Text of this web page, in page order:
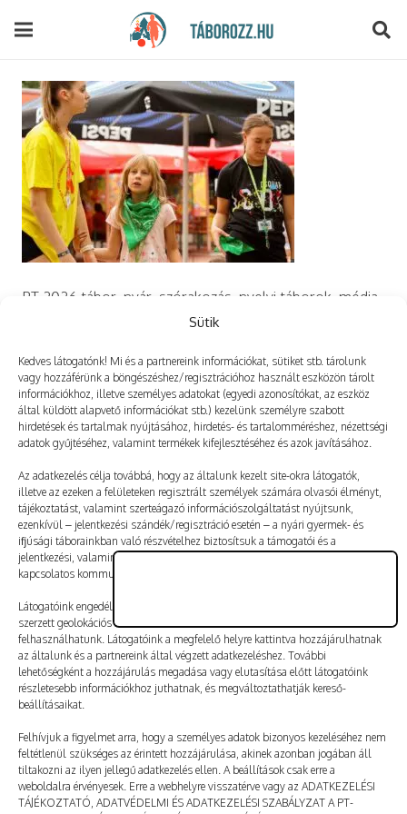
Sütik
Kedves látogatónk! Mi és a partnereink információkat, sütiket stb. tárolunk
vagy hozzáférünk a böngészéshez/regisztrációhoz használt eszközön tárolt
információkhoz, illetve személyes adatokat (egyedi azonosítókat, az eszköz
által küldött alapvető információkat stb.) kezelünk személyre szabott
hirdetések és tartalmak nyújtásához, hirdetés- és tartalomméréshez, nézettségi
adatok gyűjtéséhez, valamint termékek kifejlesztéséhez és azok javításához.
Az adatkezelés célja továbbá, hogy az általunk kezelt site-okra látogatók,
illetve az ezeken a felületeken regisztrált személyek számára olvasói élményt,
tájékoztatást, valamint szerteágazó információszolgáltatást nyújtsunk,
ezenkívül – jelentkezési szándék/regisztráció esetén – a nyári gyermek- és
ifjúsági táborainkban való részvételhez biztosítsuk a támogatói és a
jelentkezési, valamint a számlázási feltételeket és a táborszervezéssel
kapcsolatos kommunikációt.
Látogatóink engedélyével mi és a partnereink eszközleolvasásos módszerrel
szerzett geolokációs adatokat és azonosítási információkat is
felhasználhatunk. Látogatóink a megfelelő helyre kattintva hozzájárulhatnak
az általunk és a partnereink által végzett adatkezeléshez. További
lehetőségként a hozzájárulás megadása vagy elutasítása előtt látogatóink
részletesebb információkhoz juthatnak, és megváltoztathatják kereső-
beállításaikat.
Felhívjuk a figyelmet arra, hogy a személyes adatok bizonyos kezeléséhez nem
feltétlenül szükséges az érintett hozzájárulása, akinek azonban jogában áll
tiltakozni az ilyen jellegű adatkezelés ellen. A beállítások csak erre a
weboldalra érvényesek. Erre a webhelyre visszatérve vagy az ADATKEZELÉSI
TÁJÉKOZTATÓ, ADATVÉDELMI ÉS ADATKEZELÉSI SZABÁLYZAT A PT-
PT 2026 tábor, nyár, szórakozás, nyelvi táborok, média,
film, robotika, angoltábor, fotós tábor, sporttábor,
Vélemény, hozzászólás?
Az e-mail-címet nem tesszük közzé. A kötelező mezőket
*karakterrel jelöltük
A nevem, e-mail-címem, és weboldalcímem mentése
a böngészőben a következő hozzászólásomhoz.